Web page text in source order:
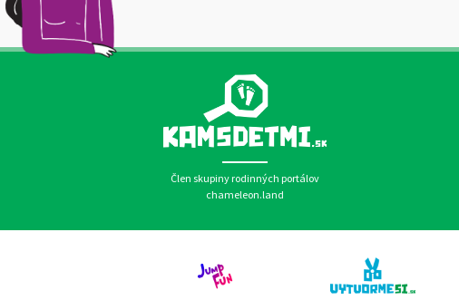
Člen skupiny rodinných portálov
chameleon.land